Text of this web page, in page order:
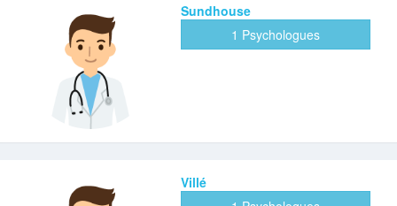
Sundhouse
1 Psychologues
Villé